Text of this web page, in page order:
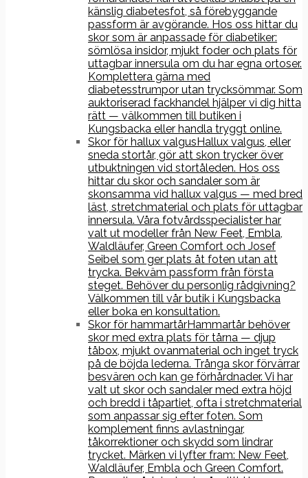
känslig diabetesfot, så förebyggande
passform är avgörande. Hos oss hittar du
skor som är anpassade för diabetiker:
sömlösa insidor, mjukt foder och plats för
uttagbar innersula om du har egna ortoser.
Komplettera gärna med
diabetesstrumpor utan trycksömmar. Som
auktoriserad fackhandel hjälper vi dig hitta
rätt — välkommen till butiken i
Kungsbacka eller handla tryggt online.
Skor för hallux valgusHallux valgus, eller
sneda stortår, gör att skon trycker över
utbuktningen vid stortåleden. Hos oss
hittar du skor och sandaler som är
skonsamma vid hallux valgus — med bred
läst, stretchmaterial och plats för uttagbar
innersula. Våra fotvårdsspecialister har
valt ut modeller från New Feet, Embla,
Waldläufer, Green Comfort och Josef
Seibel som ger plats åt foten utan att
trycka. Bekväm passform från första
steget. Behöver du personlig rådgivning?
Välkommen till vår butik i Kungsbacka
eller boka en konsultation.
Skor för hammartårHammartår behöver
skor med extra plats för tårna — djup
tåbox, mjukt ovanmaterial och inget tryck
på de böjda lederna. Trånga skor förvärrar
besvären och kan ge förhårdnader. Vi har
valt ut skor och sandaler med extra höjd
och bredd i tåpartiet, ofta i stretchmaterial
som anpassar sig efter foten. Som
komplement finns avlastningar,
tåkorrektioner och skydd som lindrar
trycket. Märken vi lyfter fram: New Feet,
Waldläufer, Embla och Green Comfort.